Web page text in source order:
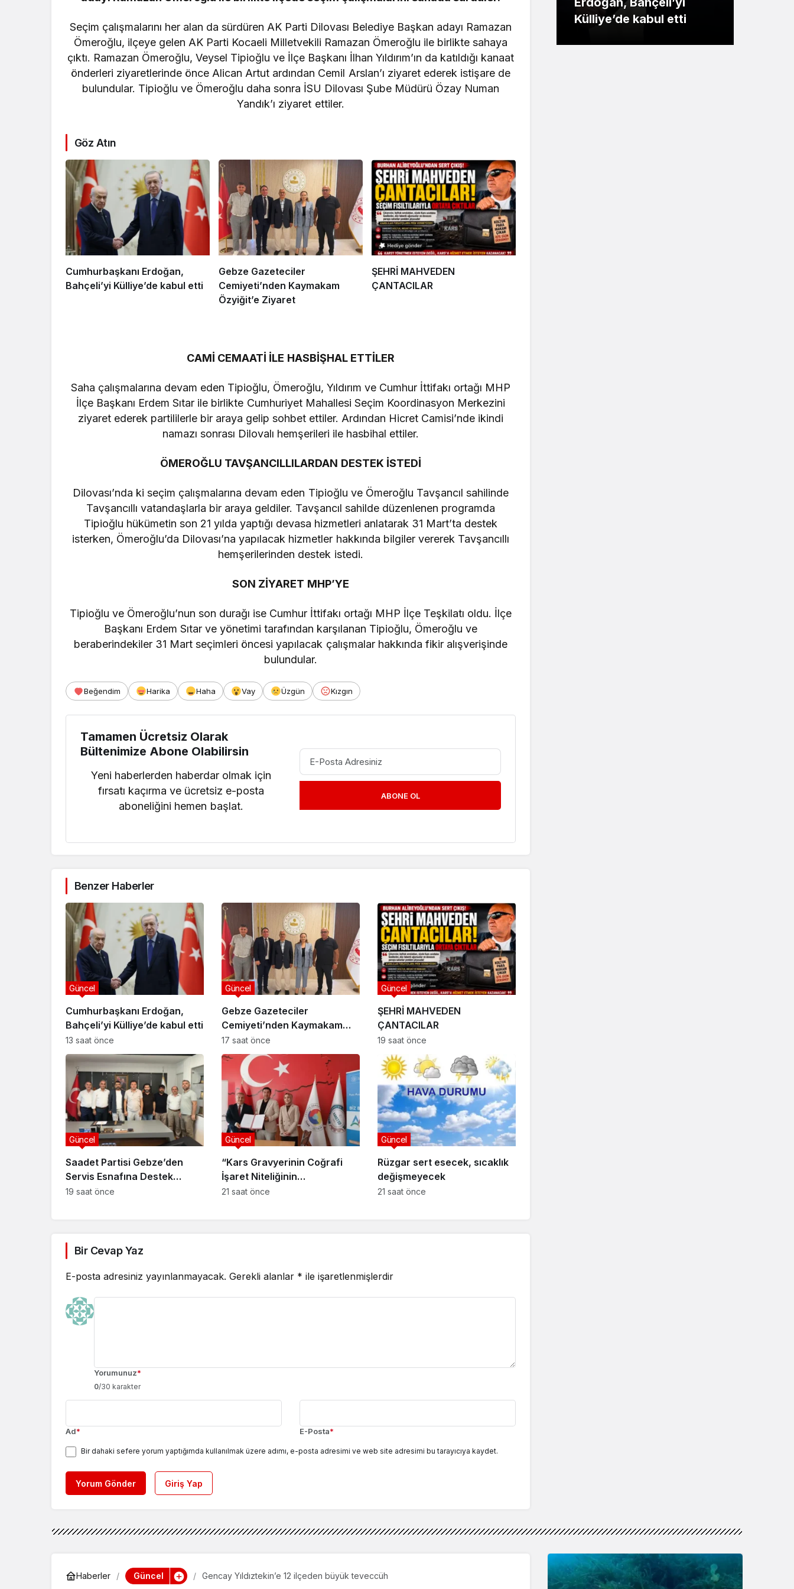
Seçim çalışmalarını her alan da sürdüren AK Parti Dilovası Belediye Başkan adayı Ramazan
Ömeroğlu, ilçeye gelen AK Parti Kocaeli Milletvekili Ramazan Ömeroğlu ile birlikte sahaya
çıktı. Ramazan Ömeroğlu, Veysel Tipioğlu ve İlçe Başkanı İlhan Yıldırım’ın da katıldığı kanaat
önderleri ziyaretlerinde önce Alican Artut ardından Cemil Arslan’ı ziyaret ederek istişare de
bulundular. Tipioğlu ve Ömeroğlu daha sonra İSU Dilovası Şube Müdürü Özay Numan
Yandık’ı ziyaret ettiler.
Göz Atın
Cumhurbaşkanı Erdoğan,
Bahçeli’yi Külliye’de kabul etti
Gebze Gazeteciler
Cemiyeti’nden Kaymakam
Özyiğit’e Ziyaret
ŞEHRİ MAHVEDEN
ÇANTACILAR
CAMİ CEMAATİ İLE HASBİŞHAL ETTİLER
Saha çalışmalarına devam eden Tipioğlu, Ömeroğlu, Yıldırım ve Cumhur İttifakı ortağı MHP
İlçe Başkanı Erdem Sıtar ile birlikte Cumhuriyet Mahallesi Seçim Koordinasyon Merkezini
ziyaret ederek partililerle bir araya gelip sohbet ettiler. Ardından Hicret Camisi’nde ikindi
namazı sonrası Dilovalı hemşerileri ile hasbihal ettiler.
ÖMEROĞLU TAVŞANCILLILARDAN DESTEK İSTEDİ
Dilovası’nda ki seçim çalışmalarına devam eden Tipioğlu ve Ömeroğlu Tavşancıl sahilinde
Tavşancıllı vatandaşlarla bir araya geldiler. Tavşancıl sahilde düzenlenen programda
Tipioğlu hükümetin son 21 yılda yaptığı devasa hizmetleri anlatarak 31 Mart’ta destek
isterken, Ömeroğlu’da Dilovası’na yapılacak hizmetler hakkında bilgiler vererek Tavşancıllı
hemşerilerinden destek istedi.
SON ZİYARET MHP’YE
Tipioğlu ve Ömeroğlu’nun son durağı ise Cumhur İttifakı ortağı MHP İlçe Teşkilatı oldu. İlçe
Başkanı Erdem Sıtar ve yönetimi tarafından karşılanan Tipioğlu, Ömeroğlu ve
beraberindekiler 31 Mart seçimleri öncesi yapılacak çalışmalar hakkında fikir alışverişinde
bulundular.
Beğendim Harika Haha Vay Üzgün Kızgın
Tamamen Ücretsiz Olarak
Bültenimize Abone Olabilirsin
Yeni haberlerden haberdar olmak için
fırsatı kaçırma ve ücretsiz e-posta
aboneliğini hemen başlat.
ABONE OL
Benzer Haberler
Cumhurbaşkanı Erdoğan,
Bahçeli’yi Külliye’de kabul etti
Güncel
13 saat önce
Gebze Gazeteciler
Cemiyeti’nden Kaymakam
Özyiğit’e Ziyaret
Güncel
17 saat önce
ŞEHRİ MAHVEDEN
ÇANTACILAR
Güncel
19 saat önce
Saadet Partisi Gebze’den
Servis Esnafına Destek
Ziyareti: “Sektörde Adalet
Güncel
19 saat önce
“Kars Gravyerinin Coğrafi
İşaret Niteliğinin
Güçlendirilmesi Projesi”
Güncel
21 saat önce
Rüzgar sert esecek, sıcaklık
değişmeyecek
Güncel
21 saat önce
Bir Cevap Yaz
E-posta adresiniz yayınlanmayacak. Gerekli alanlar * ile işaretlenmişlerdir
Yorumunuz*
0/30 karakter
Ad* E-Posta*
Bir dahaki sefere yorum yaptığımda kullanılmak üzere adımı, e-posta adresimi ve web site adresimi bu tarayıcıya kaydet.
Yorum Gönder Giriş Yap
Külliye’de kabul etti
Haberler Güncel Gencay Yıldıztekin’e 12 ilçeden büyük teveccüh